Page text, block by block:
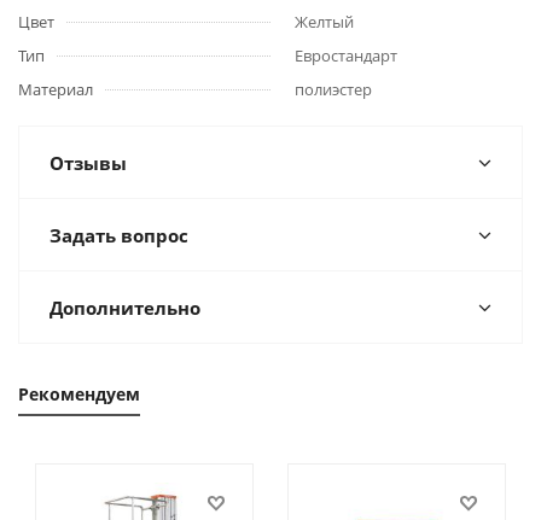
Цвет
Желтый
Тип
Евростандарт
Материал
полиэстер
Отзывы
Задать вопрос
Дополнительно
Рекомендуем